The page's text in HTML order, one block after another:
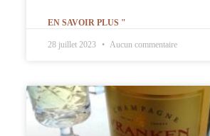
EN SAVOIR PLUS "
28 juillet 2023 Aucun commentaire